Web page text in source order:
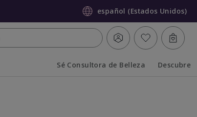
español (Estados Unidos)
Sé Consultora de Belleza Descubre